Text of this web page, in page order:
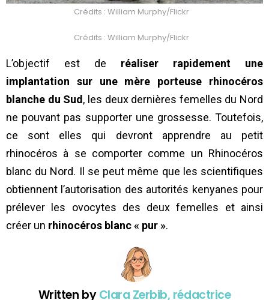
Crédits : William Murphy/Flickr
Crédits : William Murphy/Flickr
L’objectif est de réaliser rapidement une
implantation sur une mère porteuse rhinocéros
blanche du Sud, les deux dernières femelles du Nord
ne pouvant pas supporter une grossesse. Toutefois,
ce sont elles qui devront apprendre au petit
rhinocéros à se comporter comme un Rhinocéros
blanc du Nord. Il se peut même que les scientifiques
obtiennent l’autorisation des autorités kenyanes pour
prélever les ovocytes des deux femelles et ainsi
créer un rhinocéros blanc « pur ».
Written byClara Zerbib, rédactrice